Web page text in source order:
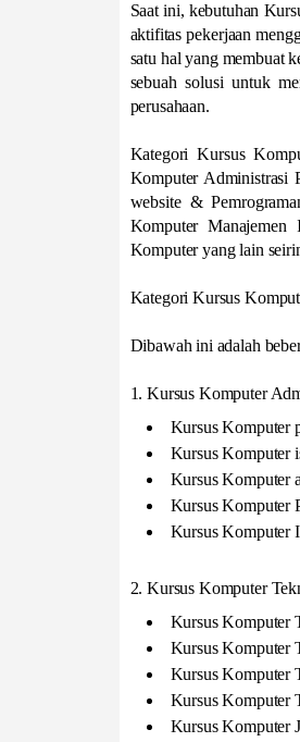
Saat ini, kebutuhan
aktifitas pekerjaan
satu hal yang membuat
sebuah solusi untuk
perusahaan.
Kategori Kursus
Komputer Administrasi
website &
Komputer Manajemen
Komputer yang lain
Kategori Kursus
Dibawah ini adalah
1. Kursus Komputer
Kursus Komputer
Kursus Komputer
Kursus Komputer
Kursus Komputer
Kursus Komputer
2. Kursus Komputer
Kursus Komputer
Kursus Komputer
Kursus Komputer
Kursus Komputer
Kursus Komputer